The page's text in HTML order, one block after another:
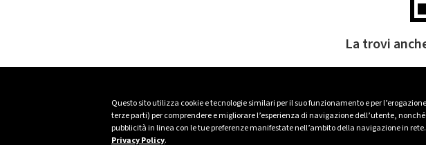
Questo sito utilizza cookie e tecnologie similari per il suo funzionamento e per
terze parti) per comprendere e migliorare l’esperienza di navigazione dell’utente,
pubblicità in linea con le tue preferenze manifestate nell’ambito della navigazione in
Privacy Policy.
La trovi